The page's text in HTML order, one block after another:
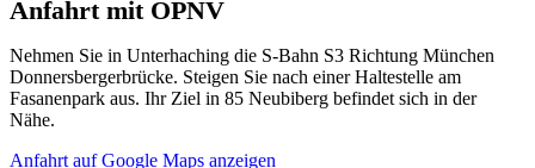
Anfahrt mit ÖPNV
Nehmen Sie in Unterhaching die S-Bahn S3 Richtung München
Donnersbergerbrücke. Steigen Sie nach einer Haltestelle am
Fasanenpark aus. Ihr Ziel in 85 Neubiberg befindet sich in der
Nähe.
Anfahrt auf Google Maps anzeigen